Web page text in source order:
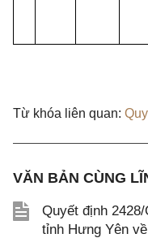
Từ khóa liên quan:
VĂN BẢN CÙNG
Quyết định
tỉnh Hưng Yên